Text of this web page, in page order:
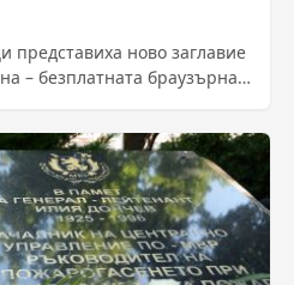
представиха ново заглавие
– безплатната браузърна